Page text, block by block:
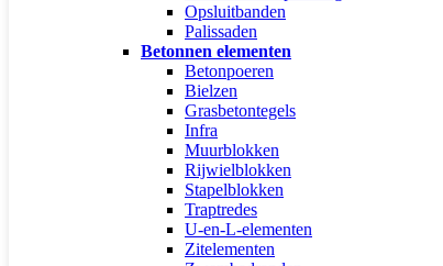
Opsluitbanden
Palissaden
Betonnen elementen
Betonpoeren
Bielzen
Grasbetontegels
Infra
Muurblokken
Rijwielblokken
Stapelblokken
Traptredes
U-en-L-elementen
Zitelementen